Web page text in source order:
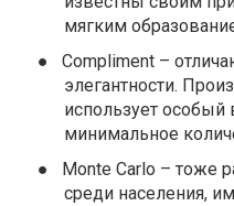
мягким
●
Compliment –
элегантности.
использует
минимальное
●
Monte Carlo – тоже
среди населения,